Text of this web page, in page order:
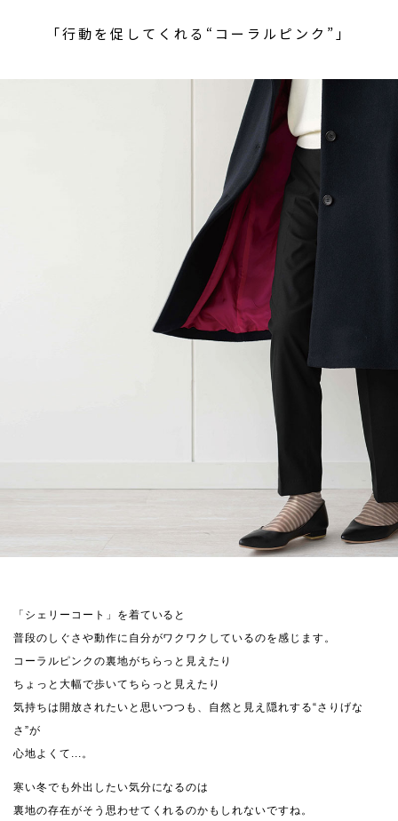
「行動を促してくれる“コーラルピンク”」
「シェリーコート」を着ていると
普段のしぐさや動作に自分がワクワクしているのを感じます。
コーラルピンクの裏地がちらっと見えたり
ちょっと大幅で歩いてちらっと見えたり
気持ちは開放されたいと思いつつも、自然と見え隠れする“さりげな
さ”が
心地よくて...。
寒い冬でも外出したい気分になるのは
裏地の存在がそう思わせてくれるのかもしれないですね。